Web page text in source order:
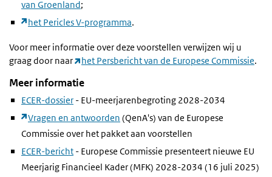
van Groenland;
het Pericles V-programma.
Voor meer informatie over deze voorstellen verwijzen wij u
graag door naar
het Persbericht van de Europese Commissie.
Meer informatie
ECER-dossier - EU-meerjarenbegroting 2028-2034
Vragen en antwoorden (QenA's) van de Europese
Commissie over het pakket aan voorstellen
ECER-bericht - Europese Commissie presenteert nieuwe EU
Meerjarig Financieel Kader (MFK) 2028-2034 (16 juli 2025)